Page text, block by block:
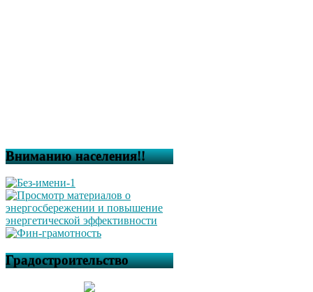
Вниманию населения!!
Градостроительство